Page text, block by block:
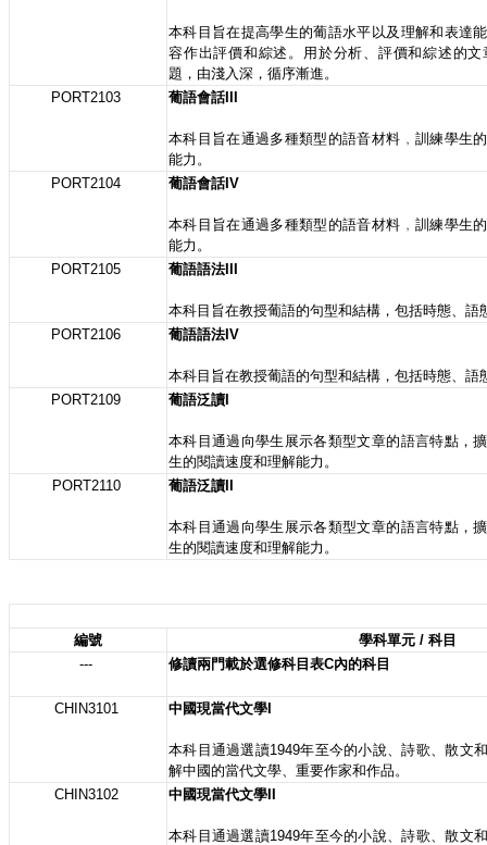
本科目旨在提高學生的葡語水平以及理解和表達
容作出評價和綜述。用於分析、評價和綜述的
題，由淺入深，循序漸進。
PORT2103
葡語會話III
本科目旨在通過多種類型的語音材料﹐訓練學生
能力。
PORT2104
葡語會話IV
本科目旨在通過多種類型的語音材料﹐訓練學生
能力。
PORT2105
葡語語法III
本科目旨在教授葡語的句型和結構，包括時態、語
PORT2106
葡語語法IV
本科目旨在教授葡語的句型和結構，包括時態、語
PORT2109
葡語泛讀I
本科目通過向學生展示各類型文章的語言特點，
生的閱讀速度和理解能力。
PORT2110
葡語泛讀II
本科目通過向學生展示各類型文章的語言特點，
生的閱讀速度和理解能力。
編號
學科單元 / 科目
---
修讀兩門載於選修科目表C內的科目
CHIN3101 中國現當代文學I
本科目通過選讀1949年至今的小說、詩歌、散文
解中國的當代文學、重要作家和作品。
CHIN3102
中國現當代文學II
本科目通過選讀1949年至今的小說、詩歌、散文